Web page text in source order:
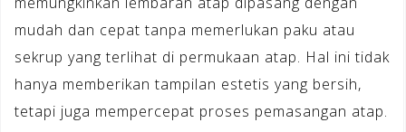
mudah dan cepat tanpa memerlukan paku atau
sekrup yang terlihat di permukaan atap. Hal ini tidak
hanya memberikan tampilan estetis yang bersih,
tetapi juga mempercepat proses pemasangan atap.